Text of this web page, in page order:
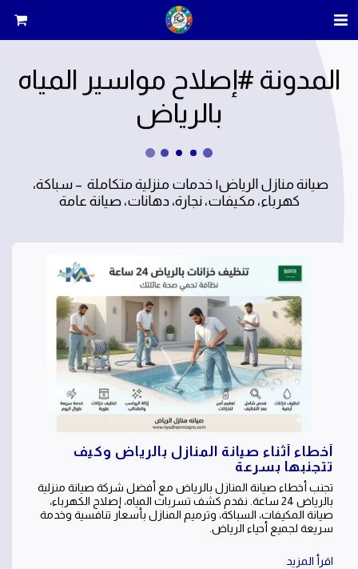
المدونة #إصلاح مواسير المياه
بالرياض
كهرباء، مكيفات، نجارة، دهانات، صيانة عامة
أخطاء أثناء صيانة المنازل بالرياض وكيف
تتجنبها بسرعة
تجنب أخطاء صيانة المنازل بالرياض مع أفضل شركة صيانة منزلية
بالرياض 24 ساعة. نقدم كشف تسربات المياه، إصلاح الكهرباء،
صيانة المكيفات، السباكة، وترميم المنازل بأسعار تنافسية وخدمة
سريعة لجميع أحياء الرياض.
اقرأ المزيد